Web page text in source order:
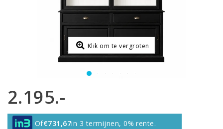
Klik om te vergroten
2.195.-
Of€731,67in 3 termijnen, 0% rente.